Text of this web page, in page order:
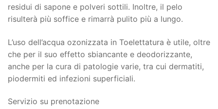
residui di sapone e polveri sottili. Inoltre, il pelo
risulterà più soffice e rimarrà pulito più a lungo.
L’uso dell’acqua ozonizzata in Toelettatura è utile, oltre
che per il suo effetto sbiancante e deodorizzante,
anche per la cura di patologie varie, tra cui dermatiti,
piodermiti ed infezioni superficiali.
Servizio su prenotazione